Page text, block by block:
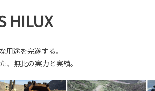
HILUX
用途を完遂する。
、無比の実力と実績。